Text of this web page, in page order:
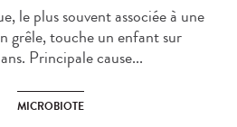
le plus souvent associée à une
grêle, touche un enfant sur
Principale cause...
MICROBIOTE